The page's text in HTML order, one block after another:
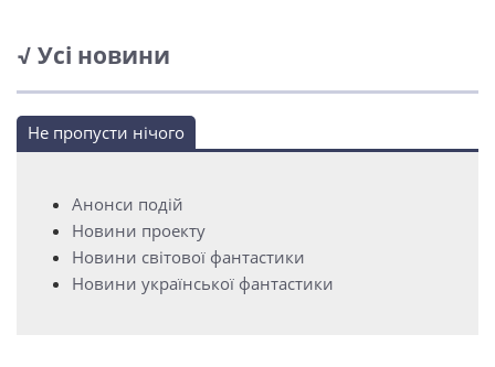
√ Усі новини
Не пропусти нічого
Анонси подій
Новини проекту
Новини світової фантастики
Новини української фантастики